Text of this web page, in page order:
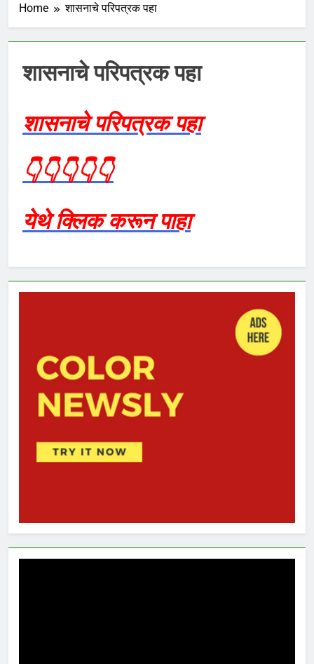
Home शासनाचे परिपत्रक पहा
शासनाचे परिपत्रक पहा
शासनाचे परिपत्रक पहा
👇👇👇👇👇
येथे क्लिक करून पाहा